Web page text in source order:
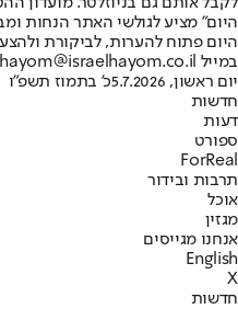
היום" מציע לגולשי האתר הנחות
היום פתוח להערות, לביקורת
במייל hayom@israelhayom.co.il.
יום ראשון, 5.7.2026
כ' בתמוז תשפ"ו
חדשות
דעות
ספורט
ForReal
תרבות ובידור
אוכל
מגזין
אנחנו מגייסים
English
X
חדשות